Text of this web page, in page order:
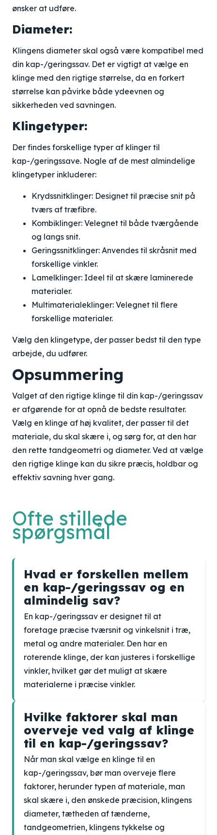
ønsker at udføre.
Diameter:
Klingens diameter skal også være kompatibel med
din kap-/geringssav. Det er vigtigt at vælge en
klinge med den rigtige størrelse, da en forkert
størrelse kan påvirke både ydeevnen og
sikkerheden ved savningen.
Klingetyper:
Der findes forskellige typer af klinger til
kap-/geringssave. Nogle af de mest almindelige
klingetyper inkluderer:
Krydssnitklinger: Designet til præcise snit på
tværs af træfibre.
Kombiklinger: Velegnet til både tværgående
og langs snit.
Geringssnitklinger: Anvendes til skråsnit med
forskellige vinkler.
Lamelklinger: Ideel til at skære laminerede
materialer.
Multimaterialeklinger: Velegnet til flere
forskellige materialer.
Vælg den klingetype, der passer bedst til den type
arbejde, du udfører.
Opsummering
Valget af den rigtige klinge til din kap-/geringssav
er afgørende for at opnå de bedste resultater.
Vælg en klinge af høj kvalitet, der passer til det
materiale, du skal skære i, og sørg for, at den har
den rette tandgeometri og diameter. Ved at vælge
den rigtige klinge kan du sikre præcis, holdbar og
effektiv savning hver gang.
Ofte stillede
spørgsmål
Hvad er forskellen mellem
en kap-/geringssav og en
almindelig sav?
En kap-/geringssav er designet til at
foretage præcise tværsnit og vinkelsnit i træ,
metal og andre materialer. Den har en
roterende klinge, der kan justeres i forskellige
vinkler, hvilket gør det muligt at skære
materialerne i præcise vinkler.
Hvilke faktorer skal man
overveje ved valg af klinge
til en kap-/geringssav?
Når man skal vælge en klinge til en
kap-/geringssav, bør man overveje flere
faktorer, herunder typen af materiale, man
skal skære i, den ønskede præcision, klingens
diameter, tætheden af tænderne,
tandgeometrien, klingens tykkelse og